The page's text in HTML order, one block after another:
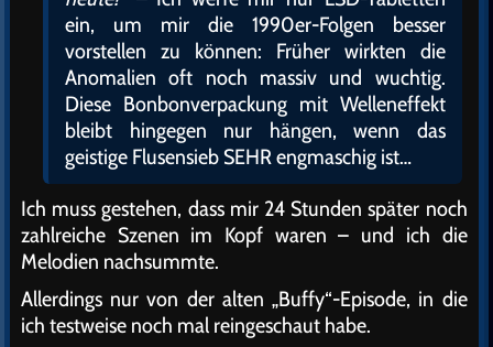
ein, um mir die 1990er-Folgen besser
vorstellen zu können: Früher wirkten die
Anomalien oft noch massiv und wuchtig.
Diese Bonbonverpackung mit Welleneffekt
bleibt hingegen nur hängen, wenn das
geistige Flusensieb SEHR engmaschig ist…
Ich muss gestehen, dass mir 24 Stunden später noch
zahlreiche Szenen im Kopf waren – und ich die
Melodien nachsummte.
Allerdings nur von der alten „Buffy“-Episode, in die
ich testweise noch mal reingeschaut habe.